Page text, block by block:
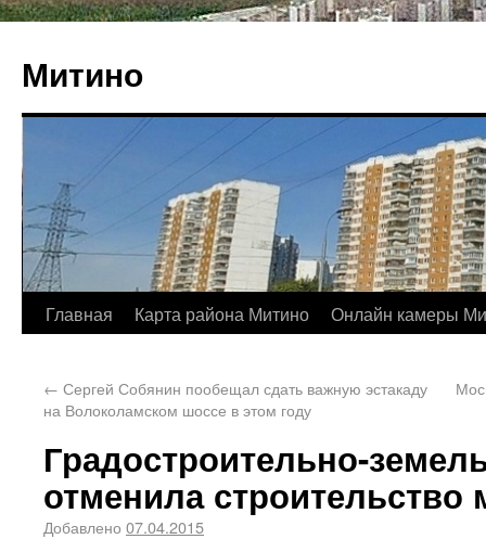
Митино
Главная Карта района Митино Онлайн камеры
← Сергей Собянин пообещал сдать важную эстакаду
на Волоколамском шоссе в этом году
Градостроительно-
отменила строительство
Добавлено 07.04.2015